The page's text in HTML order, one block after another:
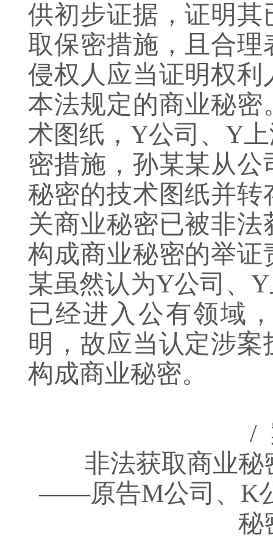
供初步证据，证明
取保密措施，且合
侵权人应当证明权
本法规定的商业秘
术图纸，Y公司、Y
密措施，孙某某从
秘密的技术图纸并
关商业秘密已被非
构成商业秘密的举
某虽然认为Y公司、
已经进入公有领域
明，故应当认定涉
构成商业秘密。
/
非法获取商业
——原告M公司、K
秘